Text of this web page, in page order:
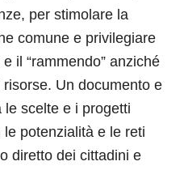
per stimolare la
comune e privilegiare
il “rammendo” anziché
Un documento e
le scelte e i progetti
le potenzialità e le reti
diretto dei cittadini e